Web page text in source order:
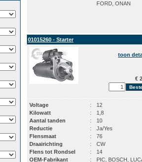
FORD, ONAN
01015260 - Starter
toon
€
Voltage :
12
Kilowatt
:
1,8
Aantal tanden
:
10
Reductie
:
Ja/Yes
Flensmaat
:
76
Draairichting
:
CW
Flens tot Rondsel
:
14
OEM-Fabrikant
:
PIC, BOSCH,